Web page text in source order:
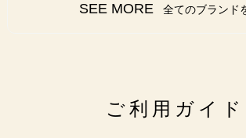
SEE MORE 全てのブランド
ご利用ガイド